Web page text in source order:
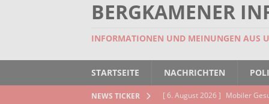
BERGKAMENER
INFORMATIONEN UND MEINUNGEN AUS
STARTSEITE NACHRICHTEN
NEWS TICKER [ 6. August 2026 ] Mobiler